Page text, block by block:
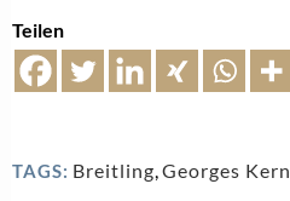
Teilen
TAGS: Breitling,Georges Kern